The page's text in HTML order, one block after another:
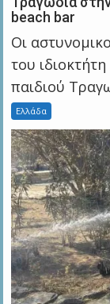
beach bar
Οι
του
παιδιού
Ελλάδα